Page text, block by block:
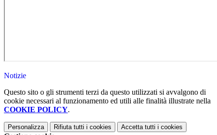
Notizie
Questo sito o gli strumenti terzi da questo utilizzati si avvalgono di
cookie necessari al funzionamento ed utili alle finalità illustrate nella
COOKIE POLICY.
Personalizza Rifiuta tutti i cookies Accetta tutti i cookies